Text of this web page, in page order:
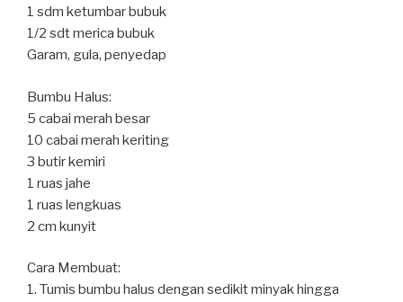
1 sdm ketumbar bubuk
1/2 sdt merica bubuk
Garam, gula, penyedap
Bumbu Halus:
5 cabai merah besar
10 cabai merah keriting
3 butir kemiri
1 ruas jahe
1 ruas lengkuas
2 cm kunyit
Cara Membuat:
1. Tumis bumbu halus dengan sedikit minyak hingga